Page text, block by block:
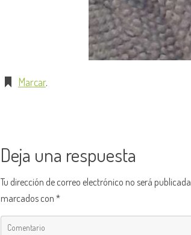
Marcar.
Deja una respuesta
Tu dirección de correo electrónico no será publicada.
marcados con*